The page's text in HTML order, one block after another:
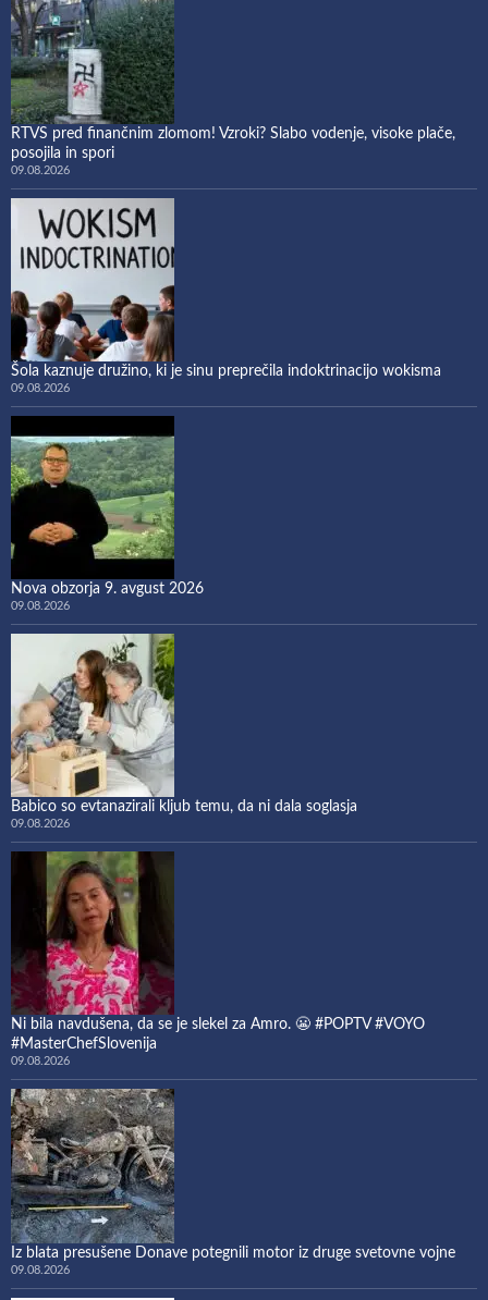
RTVS pred finančnim zlomom! Vzroki? Slabo vodenje, visoke plače,
posojila in spori
09.08.2026
Šola kaznuje družino, ki je sinu preprečila indoktrinacijo wokisma
09.08.2026
Nova obzorja 9. avgust 2026
09.08.2026
Babico so evtanazirali kljub temu, da ni dala soglasja
09.08.2026
Ni bila navdušena, da se je slekel za Amro. 😬 #POPTV #VOYO
#MasterChefSlovenija
09.08.2026
Iz blata presušene Donave potegnili motor iz druge svetovne vojne
09.08.2026